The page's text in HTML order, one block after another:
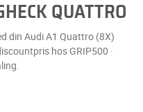
QUATTRO
din Audi A1 Quattro (8X)
hos GRIP500 ·